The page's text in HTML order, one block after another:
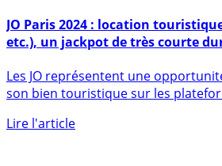
22 avril 2023
etc.), un jackpot de très courte
totalement fous
son bien touristique sur les